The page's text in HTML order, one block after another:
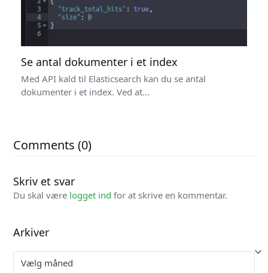
Se antal dokumenter i et index
Med API kald til Elasticsearch kan du se antal
dokumenter i et index. Ved at…
Comments (0)
Skriv et svar
Du skal være logget ind for at skrive en kommentar.
Arkiver
Arkiver